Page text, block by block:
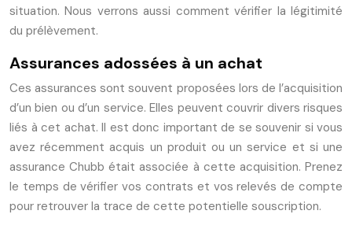
situation. Nous verrons aussi comment vérifier la légitimité
du prélèvement.
Assurances adossées à un achat
Ces assurances sont souvent proposées lors de l’acquisition
d’un bien ou d’un service. Elles peuvent couvrir divers risques
liés à cet achat. Il est donc important de se souvenir si vous
avez récemment acquis un produit ou un service et si une
assurance Chubb était associée à cette acquisition. Prenez
le temps de vérifier vos contrats et vos relevés de compte
pour retrouver la trace de cette potentielle souscription.